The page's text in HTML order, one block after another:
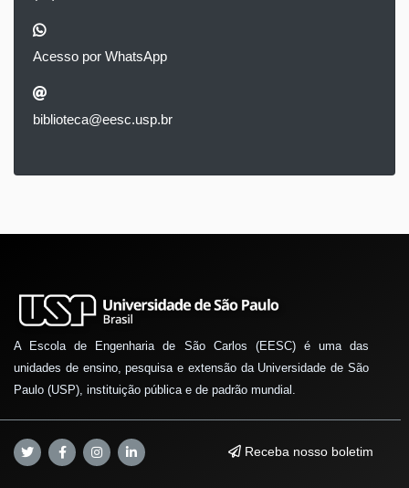
Acesso por WhatsApp
biblioteca@eesc.usp.br
A Escola de Engenharia de São Carlos (EESC) é uma das
unidades de ensino, pesquisa e extensão da Universidade de São
Paulo (USP), instituição pública e de padrão mundial.
Receba nosso boletim